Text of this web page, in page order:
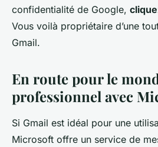
confidentialité de Google,
Vous voilà propriétaire d’une
Gmail.
En route pour le
professionnel avec
Si Gmail est idéal pour une
Microsoft offre un service de